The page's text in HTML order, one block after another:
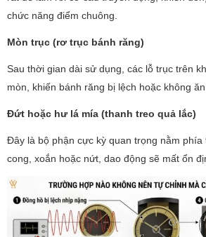
chức năng điểm chuông.
Mòn trục (rơ trục bánh răng)
Sau thời gian dài sử dụng, các lỗ trục trên
mòn, khiến bánh răng bị lệch hoặc không
Đứt hoặc hư lá mía (thanh treo quả lắc)
Đây là bộ phận cực kỳ quan trọng nằm phía
cong, xoắn hoặc nứt, dao động sẽ mất ổn